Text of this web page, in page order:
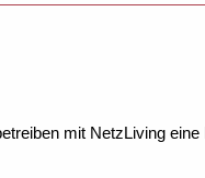
mit NetzLiving